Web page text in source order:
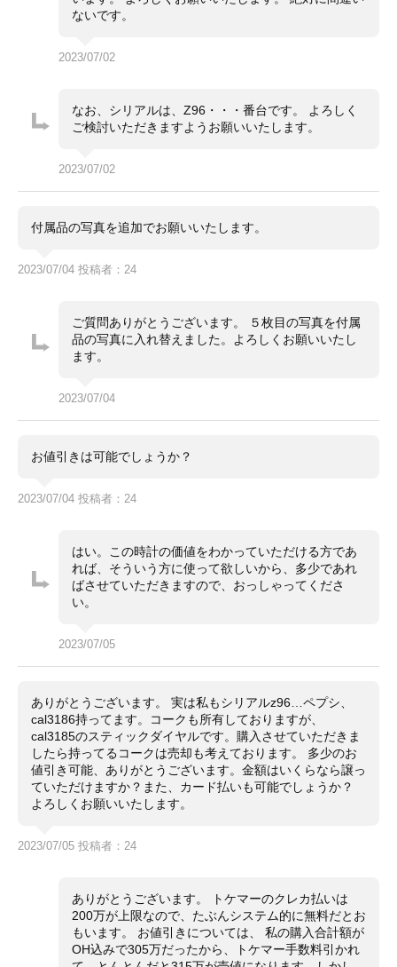
リアルがZ96・・・
16710のcal3186で、これほどの状態のものはまず見か
ないです。
2023/07/02
なお、シリアルは、Z96・・・番台です。 よろしく
ご検討いただきますようお願いいたします。
2023/07/02
付属品の写真を追加でお願いいたします。
2023/07/04 投稿者：24
ご質問ありがとうございます。 ５枚目の写真を付属
品の写真に入れ替えました。よろしくお願いいたし
ます。
2023/07/04
お値引きは可能でしょうか？
2023/07/04 投稿者：24
はい。この時計の価値をわかっていただける方であ
れば、そういう方に使って欲しいから、多少であれ
ばさせていただきますので、おっしゃってくださ
い。
2023/07/05
ありがとうございます。 実は私もシリアルz96…ペプシ、
cal3186持ってます。コークも所有しておりますが、
cal3185のスティックダイヤルです。購入させていただきま
したら持ってるコークは売却も考えております。 多少のお
値引き可能、ありがとうございます。金額はいくらなら譲っ
ていただけますか？また、カード払いも可能でしょうか？
よろしくお願いいたします。
2023/07/05 投稿者：24
ありがとうございます。 トケマーのクレカ払いは
200万が上限なので、たぶんシステム的に無料だとお
もいます。 お値引きについては、 私の購入合計額が
OH込みで305万だったから、トケマー手数料引かれ